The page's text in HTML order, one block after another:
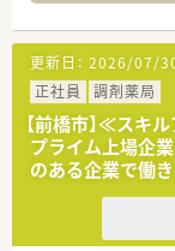
薬剤師は常
＜募集背景＞
施設在宅増
ご経験によ
車の運転が
＜こんな会
群馬県前橋
社長も薬剤
更新日： 2026/07/
正社員
調剤薬局
【前橋市】≪スキ
プライム上場企
のある企業で働